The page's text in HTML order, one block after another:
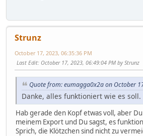
Strunz
October 17, 2023, 06:35:36 PM
Last Edit: October 17, 2023, 06:49:04 PM by Strunz
Quote from: eumagga0x2a on October
Danke, alles funktioniert wie es soll.
Hab gerade den Kopf etwas voll, aber
meinem Export und Du sagst, es
Sprich, die Klötzchen sind nicht zu